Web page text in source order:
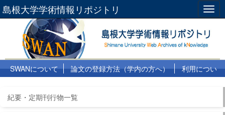
島根大学学術情報リポジトリ
SWANについて 論文の登録方法（学内の方へ）
利用につい
紀要・定期刊行物一覧